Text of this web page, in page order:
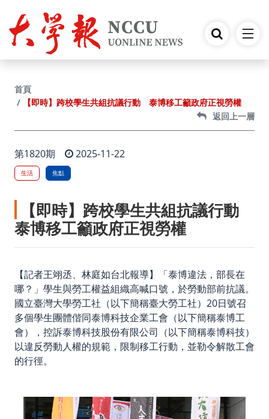
首頁
【即時】跨校學生共組抗議行動 泰博移工籲政府正視勞權
返回上一層
第1820期 2025-11-22
生活 焦點
【即時】跨校學生共組抗議行動
泰博移工籲政府正視勞權
【記者王翊丞、林庭如台北報導】「泰博違法，部長在
哪？」學生與勞工權益組織高喊口號，於勞動部前抗議。
國立臺灣大學勞工社（以下簡稱臺大勞工社）20日號召
多個學生團體偕同泰博科技企業工會（以下簡稱泰博工
會），控訴泰博科技股份有限公司（以下簡稱泰博科技）
以違反勞動人權的規範，限制移工行動，並勒令解散工會
的行徑。